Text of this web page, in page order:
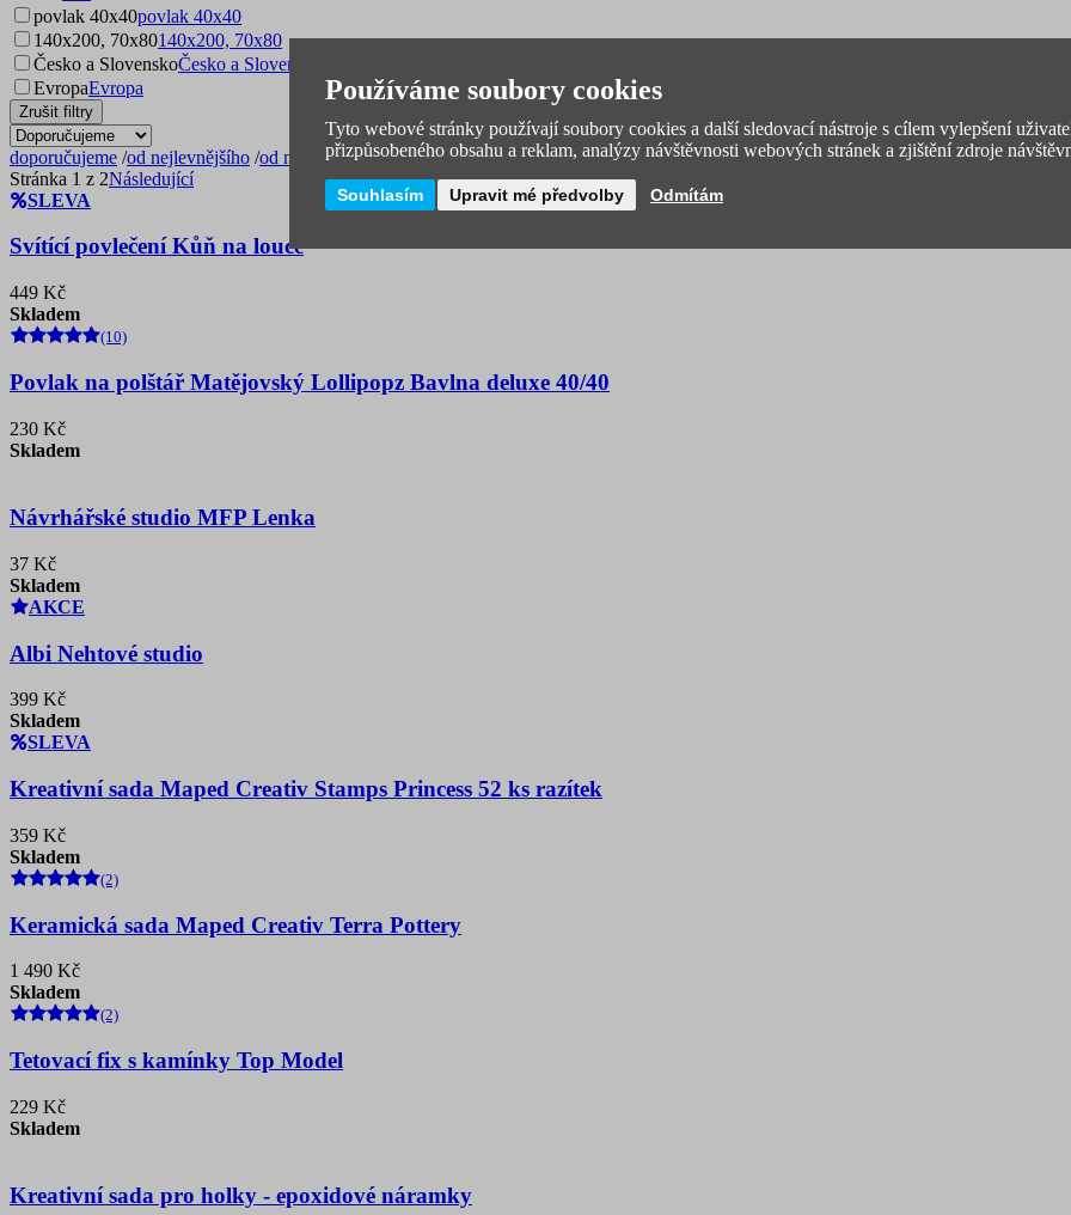
povlak 40x40povlak 40x40
140x200, 70x80140x200, 70x80
Česko a SlovenskoČesko a Slovensko
EvropaEvropa
Zrušit filtry
doporučujeme /od nejlevnějšího /od nejdražšího /nejprodávanější
Stránka 1 z 2Následující
SLEVA
Svítící povlečení Kůň na louce
449 Kč
Skladem
(10)
Povlak na polštář Matějovský Lollipopz Bavlna deluxe 40/40
230 Kč
Skladem
Návrhářské studio MFP Lenka
37 Kč
Skladem
AKCE
Albi Nehtové studio
399 Kč
Skladem
SLEVA
Kreativní sada Maped Creativ Stamps Princess 52 ks razítek
359 Kč
Skladem
(2)
Keramická sada Maped Creativ Terra Pottery
1 490 Kč
Skladem
(2)
Tetovací fix s kamínky Top Model
229 Kč
Skladem
Kreativní sada pro holky - epoxidové náramky
Používáme soubory cookies
Tyto webové stránky používají soubory cookies a další sledovací nástroje s cílem vylepšení
přizpůsobeného obsahu a reklam, analýzy návštěvnosti webových stránek a zjištění zdroje
Souhlasím Upravit mé předvolby Odmítám